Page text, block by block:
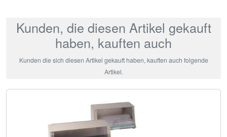
Kunden, die diesen Artikel gekauft
haben, kauften auch
Kunden die sich diesen Artikel gekauft haben, kauften auch folgende
Artikel.